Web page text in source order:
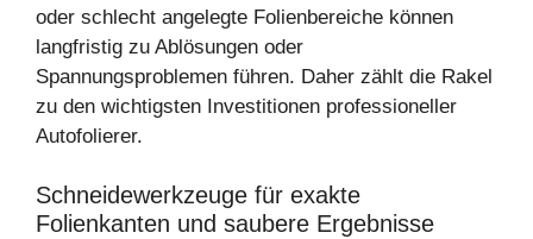
oder schlecht angelegte Folienbereiche können
langfristig zu Ablösungen oder
Spannungsproblemen führen. Daher zählt die Rakel
zu den wichtigsten Investitionen professioneller
Autofolierer.
Schneidewerkzeuge für exakte
Folienkanten und saubere Ergebnisse